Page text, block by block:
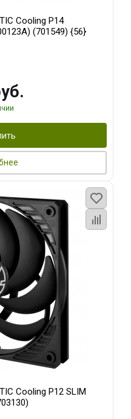
Cooling P14
(701549) {56}
Cooling P12 SLIM
(703130)